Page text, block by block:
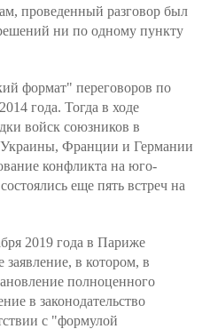
проведенный разговор был
ни по одному пункту
формат" переговоров по
года. Тогда в ходе
войск союзников в
Франции и Германии
конфликта на юго-
еще пять встреч на
2019 года в Париже
в котором, в
полноценного
в законодательство
с "формулой